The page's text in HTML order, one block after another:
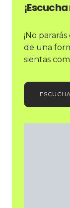
¡No
de una
sientas